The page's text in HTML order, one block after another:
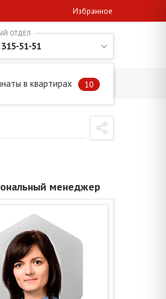
Избранное
в квартирах 10
315-51-51
менеджер